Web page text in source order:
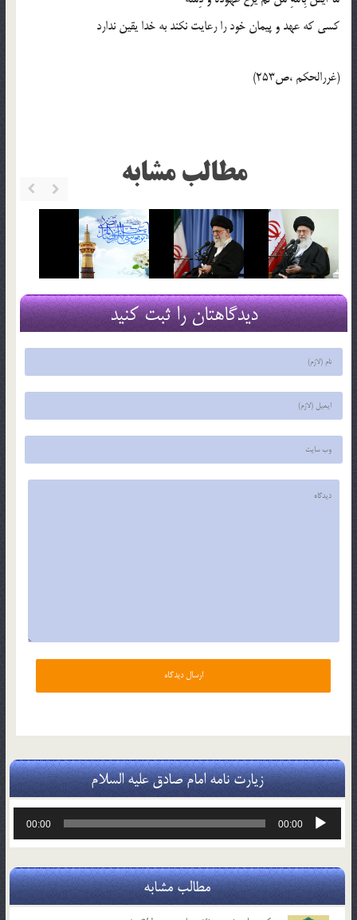
کسی که عهد و پیمان خود را رعایت نکند به خدا یقین ندارد
(غررالحکم ،ص253)
مطالب مشابه
دیدگاهتان را ثبت کنید
زیارت نامه امام صادق علیه السلام
پخش‌کننده
00:00
00:00
مطالب مشابه